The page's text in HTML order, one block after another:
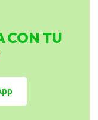
CON TU